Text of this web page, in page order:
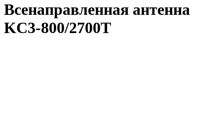
Всенаправленная антенна
KC3-800/2700T